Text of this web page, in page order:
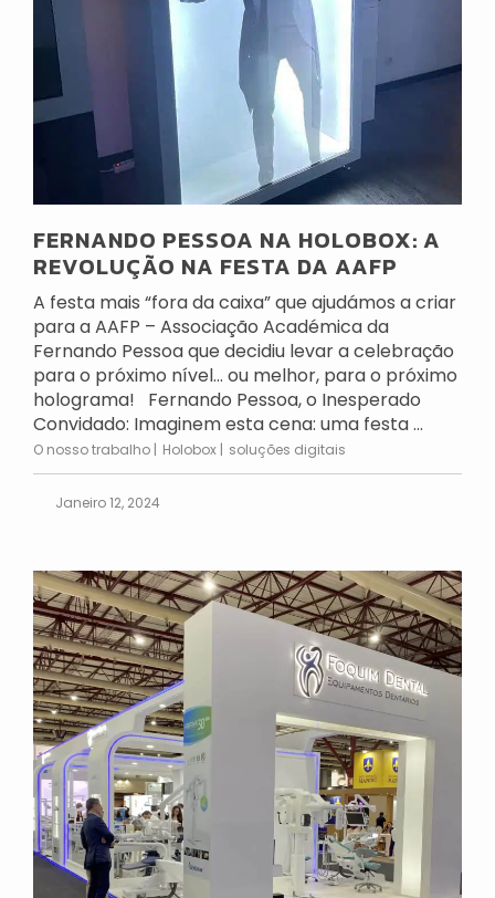
FERNANDO PESSOA NA HOLOBOX: A
REVOLUÇÃO NA FESTA DA AAFP
A festa mais “fora da caixa” que ajudámos a criar
para a AAFP – Associação Académica da
Fernando Pessoa que decidiu levar a celebração
para o próximo nível… ou melhor, para o próximo
holograma! Fernando Pessoa, o Inesperado
Convidado: Imaginem esta cena: uma festa ...
O nosso trabalho Holobox soluções digitais
Janeiro 12, 2024